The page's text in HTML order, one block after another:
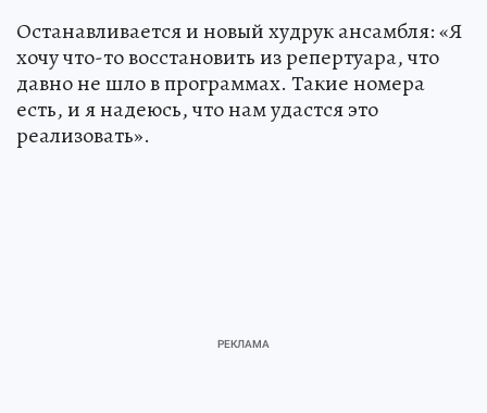
Останавливается и новый худрук ансамбля: «Я
хочу что-то восстановить из репертуара, что
давно не шло в программах. Такие номера
есть, и я надеюсь, что нам удастся это
реализовать».